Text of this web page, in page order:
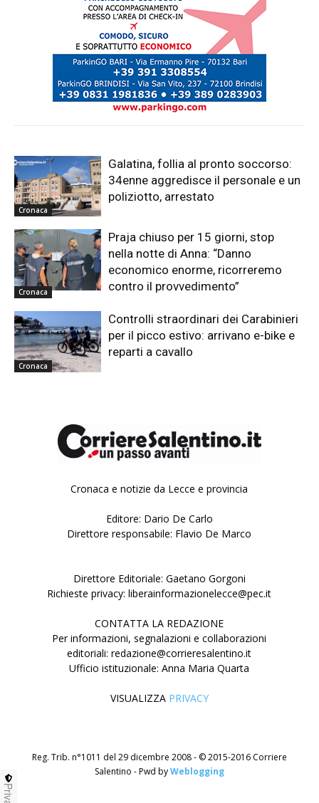
Cronaca
Galatina, follia al pronto soccorso:
34enne aggredisce il personale e un
poliziotto, arrestato
Cronaca
Praja chiuso per 15 giorni, stop
nella notte di Anna: “Danno
economico enorme, ricorreremo
contro il provvedimento”
Cronaca
Controlli straordinari dei Carabinieri
per il picco estivo: arrivano e-bike e
reparti a cavallo
Cronaca e notizie da Lecce e provincia
Editore: Dario De Carlo
Direttore responsabile: Flavio De Marco
Direttore Editoriale: Gaetano Gorgoni
Richieste privacy: liberainformazionelecce@pec.it
CONTATTA LA REDAZIONE
Per informazioni, segnalazioni e collaborazioni
editoriali: redazione@corrieresalentino.it
Ufficio istituzionale: Anna Maria Quarta
VISUALIZZA PRIVACY
Reg. Trib. n°1011 del 29 dicembre 2008 - © 2015-2016 Corriere
Salentino - Pwd byWeblogging